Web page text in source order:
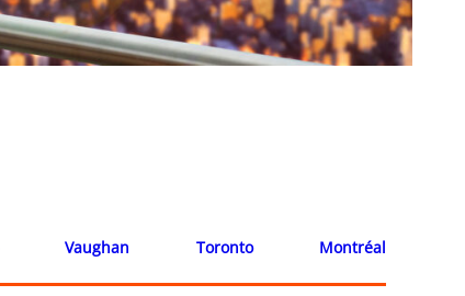
Vaughan Toronto Montréal